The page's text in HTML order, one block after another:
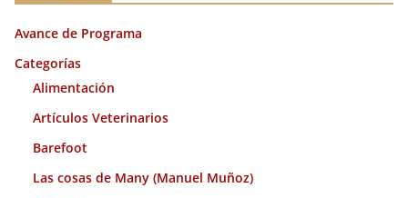
v
o
Avance de Programa
Categorías
Alimentación
Artículos Veterinarios
Barefoot
Las cosas de Many (Manuel Muñoz)